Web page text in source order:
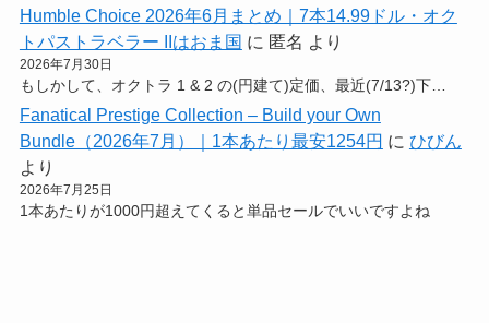
Humble Choice 2026年6月まとめ｜7本14.99ドル・オク
トパストラベラー IIはおま国 に 匿名 より
2026年7月30日
もしかして、オクトラ 1 & 2 の(円建て)定価、最近(7/13?)下…
Fanatical Prestige Collection – Build your Own
Bundle（2026年7月）｜1本あたり最安1254円 に ひびん
より
2026年7月25日
1本あたりが1000円超えてくると単品セールでいいですよね